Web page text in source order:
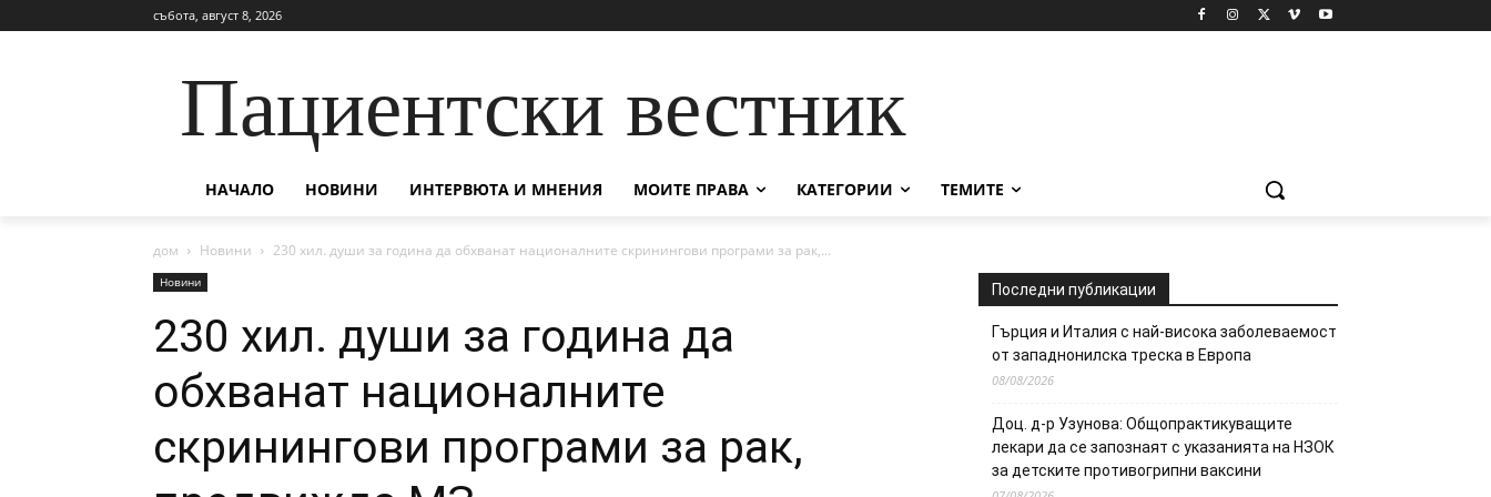
събота, август 8, 2026
Пациентски вестник
НАЧАЛО НОВИНИ ИНТЕРВЮТА И МНЕНИЯ МОИТЕ ПРАВА КАТЕГОРИИ ТЕМИТЕ
дом Новини 230 хил. души за година да обхванат националните скринингови програми за рак,...
Новини
230 хил. души за година да
обхванат националните
скринингови програми за рак,
Последни публикации
Гърция и Италия с най-висока заболеваемост
от западнонилска треска в Европа
08/08/2026
Доц. д-р Узунова: Общопрактикуващите
лекари да се запознаят с указанията на НЗОК
за детските противогрипни ваксини